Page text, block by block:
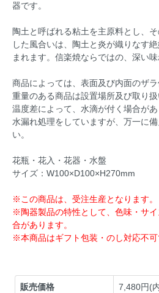
器です。
陶土と呼ばれる粘土を主原料とし、
した風合いは、陶土と炎が織りなす
まれます。信楽焼ならではの、深い味
商品によっては、表面及び内面のザラ
重量のある商品は設置場所及び取り扱
温度差によって、水滴が付く場合があ
水漏れ処理をしていますが、万一に
い。
花瓶・花入・花器・水盤
サイズ：W100×D100×H270mm
※この商品は、受注生産となります。
※陶器製品の特性として、色味・サ
合があります。
※本商品はギフト包装・のし対応不可
販売価格 7,480円(